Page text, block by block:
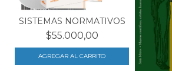
SISTEMAS NORMATIVOS
$55.000,00